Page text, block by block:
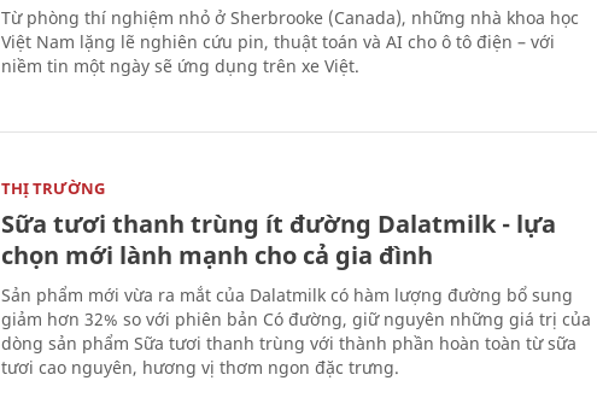
Từ phòng thí nghiệm nhỏ ở Sherbrooke (Canada), những nhà khoa học
Việt Nam lặng lẽ nghiên cứu pin, thuật toán và AI cho ô tô điện – với
niềm tin một ngày sẽ ứng dụng trên xe Việt.
THỊ TRƯỜNG
Sữa tươi thanh trùng ít đường Dalatmilk - lựa
chọn mới lành mạnh cho cả gia đình
Sản phẩm mới vừa ra mắt của Dalatmilk có hàm lượng đường bổ sung
giảm hơn 32% so với phiên bản Có đường, giữ nguyên những giá trị của
dòng sản phẩm Sữa tươi thanh trùng với thành phần hoàn toàn từ sữa
tươi cao nguyên, hương vị thơm ngon đặc trưng.